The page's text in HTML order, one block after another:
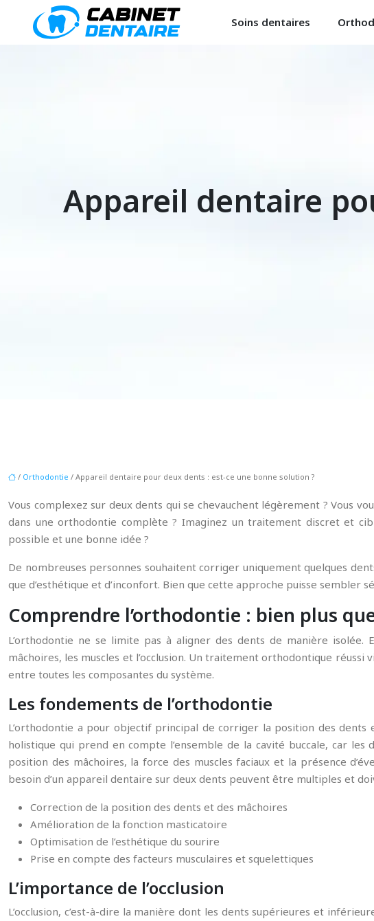
Soins dentaires
Appareil dentaire
/ Orthodontie / Appareil dentaire pour deux dents : est-ce une bonne solution ?
Vous complexez sur deux dents qui se chevauchent légèrement ? Vous
dans une orthodontie complète ? Imaginez un traitement discret et
possible et une bonne idée ?
De nombreuses personnes souhaitent corriger uniquement quelques
que d’esthétique et d’inconfort. Bien que cette approche puisse sembler
Comprendre l’orthodontie : bien plus
L’orthodontie ne se limite pas à aligner des dents de manière
mâchoires, les muscles et l’occlusion. Un traitement orthodontique
entre toutes les composantes du système.
Les fondements de l’orthodontie
L’orthodontie a pour objectif principal de corriger la position des dents
holistique qui prend en compte l’ensemble de la cavité buccale, car
position des mâchoires, la force des muscles faciaux et la présence
besoin d’un appareil dentaire sur deux dents peuvent être multiples et
Correction de la position des dents et des mâchoires
Amélioration de la fonction masticatoire
Optimisation de l’esthétique du sourire
Prise en compte des facteurs musculaires et squelettiques
L’importance de l’occlusion
L’occlusion, c’est-à-dire la manière dont les dents supérieures et